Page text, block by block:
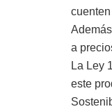
a
La Ley
este